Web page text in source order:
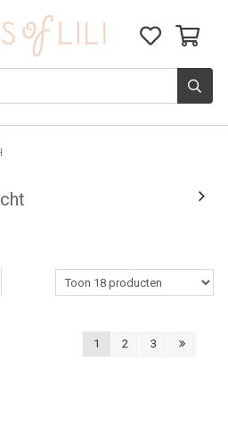
1 2 3